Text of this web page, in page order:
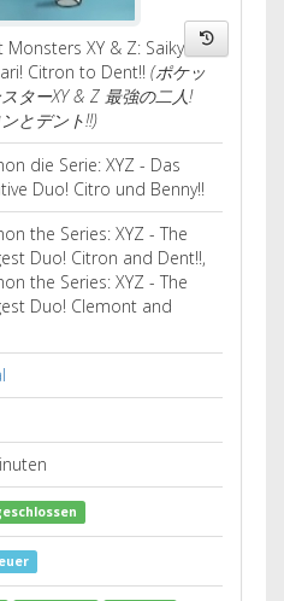
Monsters XY & Z: Saikyou
Citron to Dent!! (ポケッ
スターXY & Z 最強の二人!
とデント!!)
die Serie: XYZ - Das
Duo! Citro und Benny!!
the Series: XYZ - The
Duo! Citron and Dent!!,
the Series: XYZ - The
Duo! Clemont and